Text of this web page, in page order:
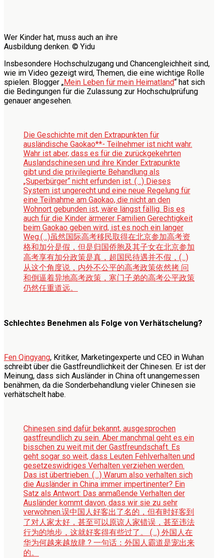
Wer Kinder hat, muss auch an ihre
Ausbildung denken. © Yidu
Insbesondere Hochschulzugang und Chancengleichheit sind,
wie im Video gezeigt wird, Themen, die eine wichtige Rolle
spielen. Blogger „Mein Leben für mein Heimatland“ hat sich
die Bedingungen für die Zulassung zur Hochschulprüfung
genauer angesehen.
Die Geschichte mit den Extrapunkten für
ausländische Gaokao**- Teilnehmer ist nicht wahr.
Wahr ist aber, dass es für die zurückgekehrten
Auslandschinesen und ihre Kinder Extrapunkte
gibt und die privilegierte Behandlung als
„Superbürger“ nicht erfunden ist. (…) Dieses
System ist ungerecht und eine neue Regelung für
eine Teilnahme am Gaokao, die nicht an den
Wohnort gebunden ist, wäre längst fällig. Bis es
auch für die Kinder ärmerer Familien Gerechtigkeit
beim Gaokao geben wird, ist es noch ein langer
Weg.(…)虽然国际高考移民取得在北京参加高考资
格和加分是假，但是归国侨胞及其子女在北京参加
高考享有加分政策是真，超国民待遇并不假，(...)
从这个角度说，内外不公平的高考政策依然拷 问
和倒逼着异地高考政策，寒门子弟的高考公平政策
仍然任重道远。
Schlechtes Benehmen als Folge von Verhätschelung?
Fen Qingyang, Kritiker, Marketingexperte und CEO in Wuhan
schreibt über die Gastfreundlichkeit der Chinesen. Er ist der
Meinung, dass sich Ausländer in China oft unangemessen
benähmen, da die Sonderbehandlung vieler Chinesen sie
verhätschelt habe.
Chinesen sind dafür bekannt, ausgesprochen
gastfreundlich zu sein. Aber manchmal geht es ein
bisschen zu weit mit der Gastfreundschaft. Es
geht sogar so weit, dass Leuten Fehlverhalten und
gesetzeswidriges Verhalten verziehen werden.
Das ist übertrieben. (…) Warum also verhalten sich
die Ausländer in China immer impertinenter? Ein
Satz als Antwort: Das anmaßende Verhalten der
Ausländer kommt davon, dass wir sie zu sehr
verwöhnen.误中国人好客出了名的，但有时好客到
了对人家太好，甚至可以原谅人家错误，甚至违法
行为的地步，这就好客得有些过了。 (…) 外国人在
华为何越来越放肆 ? 一句话：外国人霸道是宠出来
的。